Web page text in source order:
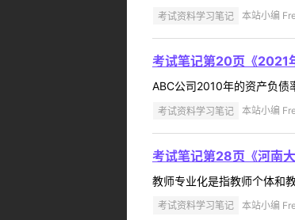
考试资料学习笔记 本站小编
考试笔记第20页《2021
ABC公司2010年的资产负
考试资料学习笔记 本站小编
考试笔记第28页《河南
教师专业化是指教师个体和
考试资料学习笔记 本站小编